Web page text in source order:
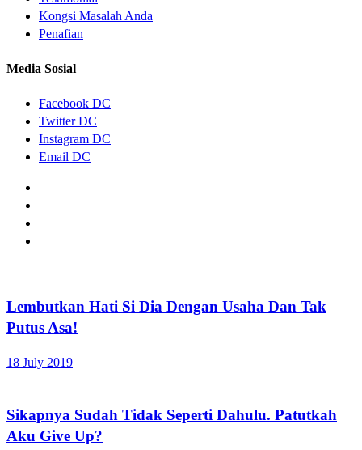
Kongsi Masalah Anda
Penafian
Media Sosial
Facebook DC
Twitter DC
Instagram DC
Email DC
Lembutkan Hati Si Dia Dengan Usaha Dan Tak
Putus Asa!
18 July 2019
Sikapnya Sudah Tidak Seperti Dahulu. Patutkah
Aku Give Up?